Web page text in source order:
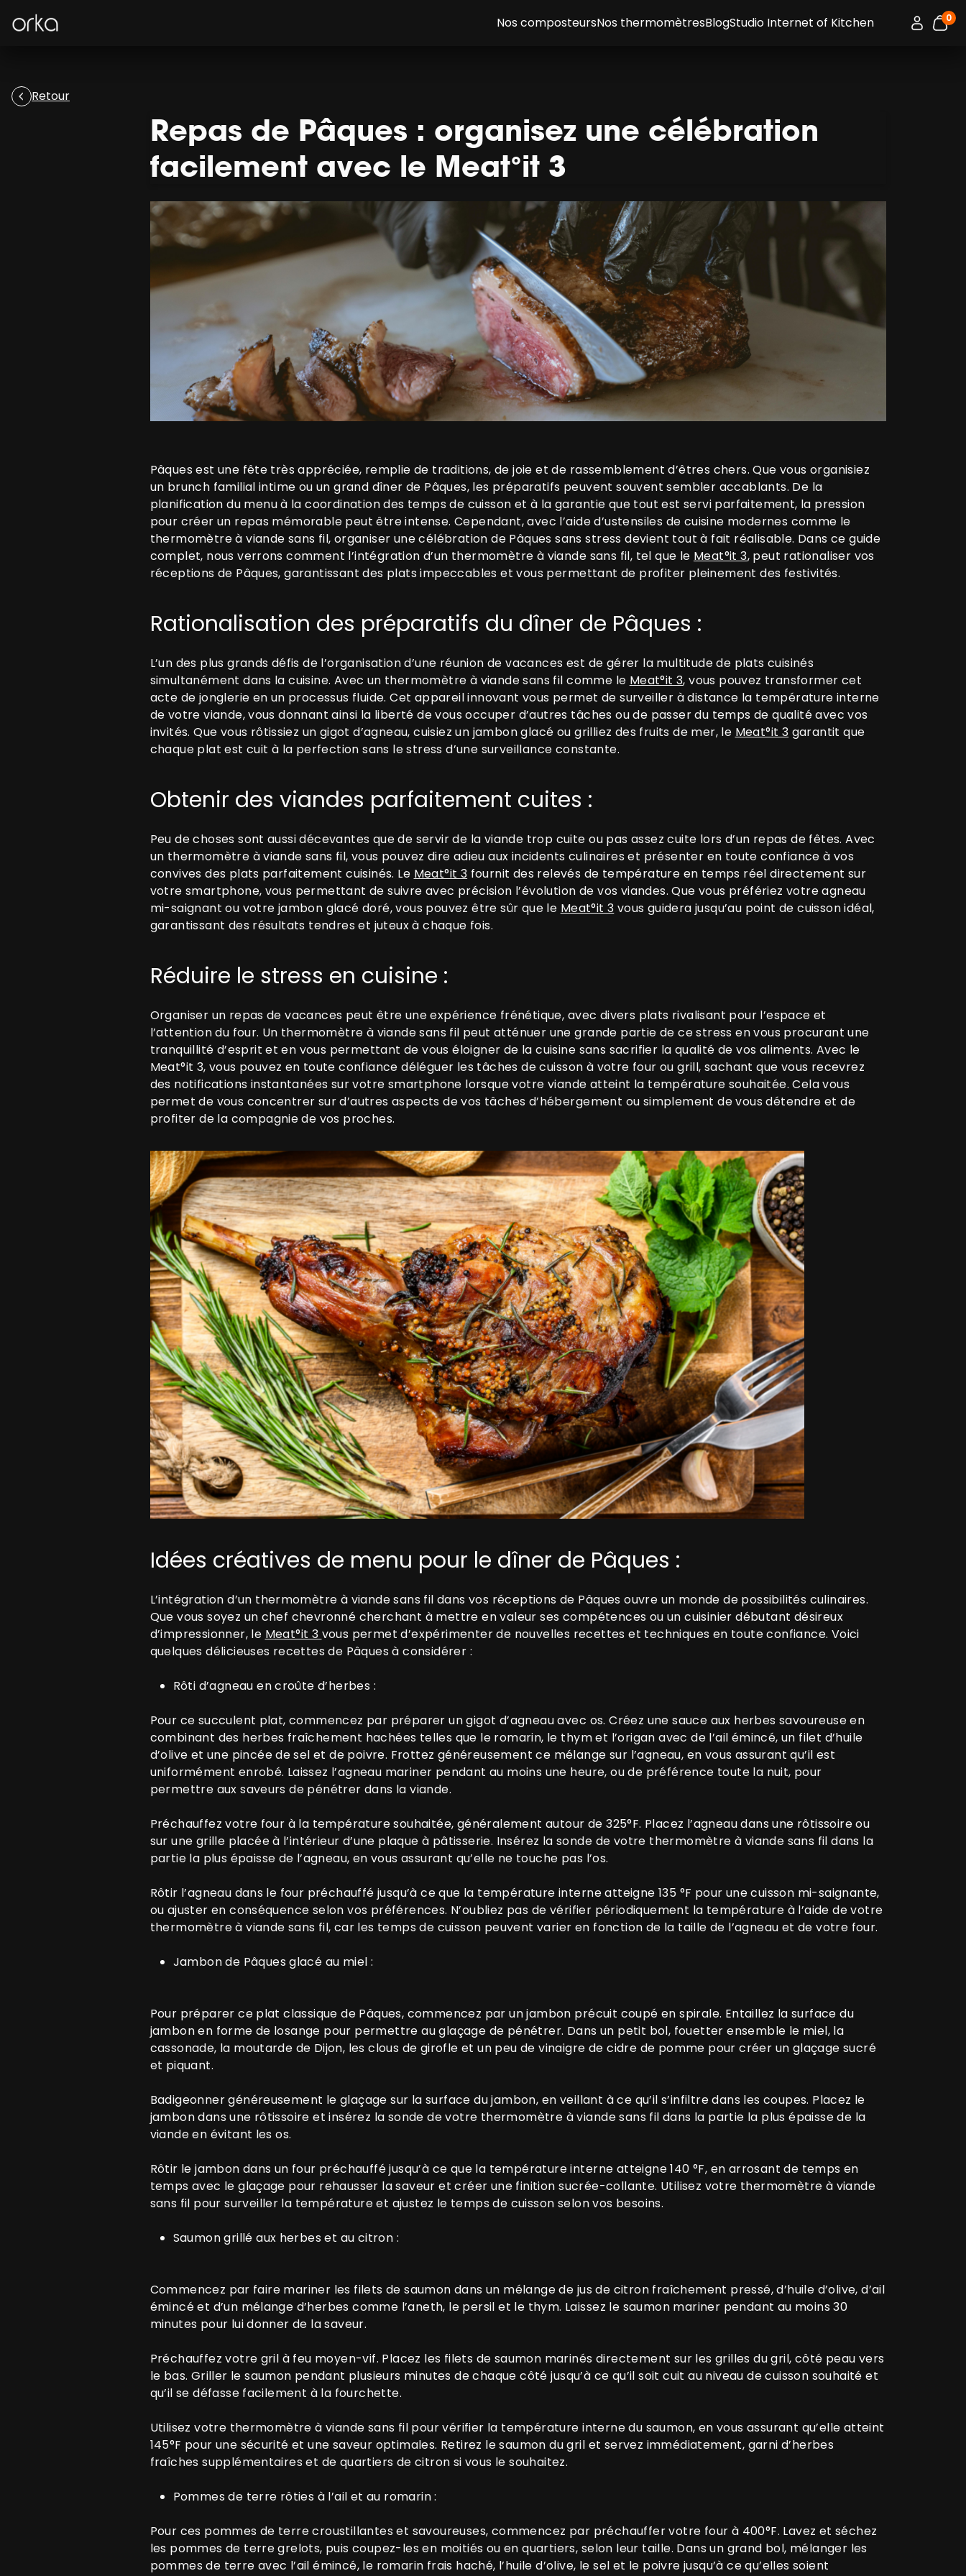
Orka Nos composteursNos thermomètresBlogStudio Internet of Kitchen 0
Retour
Repas de Pâques : organisez une célébration
facilement avec le Meat°it 3
Pâques est une fête très appréciée, remplie de traditions, de joie et de rassemblement d’êtres chers. Que vous organisiez
un brunch familial intime ou un grand dîner de Pâques, les préparatifs peuvent souvent sembler accablants. De la
planification du menu à la coordination des temps de cuisson et à la garantie que tout est servi parfaitement, la pression
pour créer un repas mémorable peut être intense. Cependant, avec l’aide d’ustensiles de cuisine modernes comme le
thermomètre à viande sans fil, organiser une célébration de Pâques sans stress devient tout à fait réalisable. Dans ce guide
complet, nous verrons comment l’intégration d’un thermomètre à viande sans fil, tel que le Meat°it 3, peut rationaliser vos
réceptions de Pâques, garantissant des plats impeccables et vous permettant de profiter pleinement des festivités.
Rationalisation des préparatifs du dîner de Pâques :
L’un des plus grands défis de l’organisation d’une réunion de vacances est de gérer la multitude de plats cuisinés
simultanément dans la cuisine. Avec un thermomètre à viande sans fil comme le Meat°it 3, vous pouvez transformer cet
acte de jonglerie en un processus fluide. Cet appareil innovant vous permet de surveiller à distance la température interne
de votre viande, vous donnant ainsi la liberté de vous occuper d’autres tâches ou de passer du temps de qualité avec vos
invités. Que vous rôtissiez un gigot d’agneau, cuisiez un jambon glacé ou grilliez des fruits de mer, le Meat°it 3 garantit que
chaque plat est cuit à la perfection sans le stress d’une surveillance constante.
Obtenir des viandes parfaitement cuites :
Peu de choses sont aussi décevantes que de servir de la viande trop cuite ou pas assez cuite lors d’un repas de fêtes. Avec
un thermomètre à viande sans fil, vous pouvez dire adieu aux incidents culinaires et présenter en toute confiance à vos
convives des plats parfaitement cuisinés. Le Meat°it 3 fournit des relevés de température en temps réel directement sur
votre smartphone, vous permettant de suivre avec précision l’évolution de vos viandes. Que vous préfériez votre agneau
mi-saignant ou votre jambon glacé doré, vous pouvez être sûr que le Meat°it 3 vous guidera jusqu’au point de cuisson idéal,
garantissant des résultats tendres et juteux à chaque fois.
Réduire le stress en cuisine :
Organiser un repas de vacances peut être une expérience frénétique, avec divers plats rivalisant pour l’espace et
l’attention du four. Un thermomètre à viande sans fil peut atténuer une grande partie de ce stress en vous procurant une
tranquillité d’esprit et en vous permettant de vous éloigner de la cuisine sans sacrifier la qualité de vos aliments. Avec le
Meat°it 3, vous pouvez en toute confiance déléguer les tâches de cuisson à votre four ou grill, sachant que vous recevrez
des notifications instantanées sur votre smartphone lorsque votre viande atteint la température souhaitée. Cela vous
permet de vous concentrer sur d’autres aspects de vos tâches d’hébergement ou simplement de vous détendre et de
profiter de la compagnie de vos proches.
Idées créatives de menu pour le dîner de Pâques :
L’intégration d’un thermomètre à viande sans fil dans vos réceptions de Pâques ouvre un monde de possibilités culinaires.
Que vous soyez un chef chevronné cherchant à mettre en valeur ses compétences ou un cuisinier débutant désireux
d’impressionner, le Meat°it 3 vous permet d’expérimenter de nouvelles recettes et techniques en toute confiance. Voici
quelques délicieuses recettes de Pâques à considérer :
Rôti d’agneau en croûte d’herbes :
Pour ce succulent plat, commencez par préparer un gigot d’agneau avec os. Créez une sauce aux herbes savoureuse en
combinant des herbes fraîchement hachées telles que le romarin, le thym et l’origan avec de l’ail émincé, un filet d’huile
d’olive et une pincée de sel et de poivre. Frottez généreusement ce mélange sur l’agneau, en vous assurant qu’il est
uniformément enrobé. Laissez l’agneau mariner pendant au moins une heure, ou de préférence toute la nuit, pour
permettre aux saveurs de pénétrer dans la viande.
Préchauffez votre four à la température souhaitée, généralement autour de 325°F. Placez l’agneau dans une rôtissoire ou
sur une grille placée à l’intérieur d’une plaque à pâtisserie. Insérez la sonde de votre thermomètre à viande sans fil dans la
partie la plus épaisse de l’agneau, en vous assurant qu’elle ne touche pas l’os.
Rôtir l’agneau dans le four préchauffé jusqu’à ce que la température interne atteigne 135 °F pour une cuisson mi-saignante,
ou ajuster en conséquence selon vos préférences. N’oubliez pas de vérifier périodiquement la température à l’aide de votre
thermomètre à viande sans fil, car les temps de cuisson peuvent varier en fonction de la taille de l’agneau et de votre four.
Jambon de Pâques glacé au miel :
Pour préparer ce plat classique de Pâques, commencez par un jambon précuit coupé en spirale. Entaillez la surface du
jambon en forme de losange pour permettre au glaçage de pénétrer. Dans un petit bol, fouetter ensemble le miel, la
cassonade, la moutarde de Dijon, les clous de girofle et un peu de vinaigre de cidre de pomme pour créer un glaçage sucré
et piquant.
Badigeonner généreusement le glaçage sur la surface du jambon, en veillant à ce qu’il s’infiltre dans les coupes. Placez le
jambon dans une rôtissoire et insérez la sonde de votre thermomètre à viande sans fil dans la partie la plus épaisse de la
viande en évitant les os.
Rôtir le jambon dans un four préchauffé jusqu’à ce que la température interne atteigne 140 °F, en arrosant de temps en
temps avec le glaçage pour rehausser la saveur et créer une finition sucrée-collante. Utilisez votre thermomètre à viande
sans fil pour surveiller la température et ajustez le temps de cuisson selon vos besoins.
Saumon grillé aux herbes et au citron :
Commencez par faire mariner les filets de saumon dans un mélange de jus de citron fraîchement pressé, d’huile d’olive, d’ail
émincé et d’un mélange d’herbes comme l’aneth, le persil et le thym. Laissez le saumon mariner pendant au moins 30
minutes pour lui donner de la saveur.
Préchauffez votre gril à feu moyen-vif. Placez les filets de saumon marinés directement sur les grilles du gril, côté peau vers
le bas. Griller le saumon pendant plusieurs minutes de chaque côté jusqu’à ce qu’il soit cuit au niveau de cuisson souhaité et
qu’il se défasse facilement à la fourchette.
Utilisez votre thermomètre à viande sans fil pour vérifier la température interne du saumon, en vous assurant qu’elle atteint
145°F pour une sécurité et une saveur optimales. Retirez le saumon du gril et servez immédiatement, garni d’herbes
fraîches supplémentaires et de quartiers de citron si vous le souhaitez.
Pommes de terre rôties à l’ail et au romarin :
Pour ces pommes de terre croustillantes et savoureuses, commencez par préchauffer votre four à 400°F. Lavez et séchez
les pommes de terre grelots, puis coupez-les en moitiés ou en quartiers, selon leur taille. Dans un grand bol, mélanger les
pommes de terre avec l’ail émincé, le romarin frais haché, l’huile d’olive, le sel et le poivre jusqu’à ce qu’elles soient